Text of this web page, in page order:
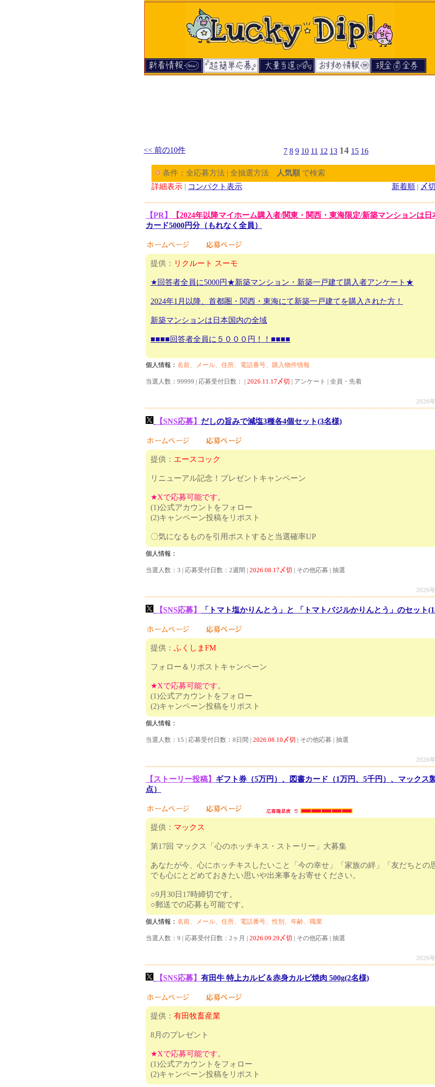
<< 前の10件 7 8 9 10 11 12 13 14 15 16
条件：全応募方法 | 全抽選方法 人気順 で検索
詳細表示 | コンパクト表示 新着順 | 〆
【PR】 【2024年以降マイホーム購入者/関東・関西・東海限定/新築マンションは日
カード5000円分（もれなく全員）
提供： リクルート スーモ
★回答者全員に5000円★新築マンション・新築一戸建て購入者アンケート★
2024年1月以降、首都圏・関西・東海にて新築一戸建てを購入された方！
新築マンションは日本国内の全域
■■■■回答者全員に５０００円！！■■■■
個人情報： 名前、メール、住所、電話番号、購入物件情報
当選人数：99999 | 応募受付日数： | 2026.11.17〆切 | アンケート | 全員・先着
2026
【SNS応募】 だしの旨みで減塩3種各4個セット(3名様)
提供： エースコック
リニューアル記念！プレゼントキャンペーン
★Xで応募可能です。
(1)公式アカウントをフォロー
(2)キャンペーン投稿をリポスト
〇気になるものを引用ポストすると当選確率UP
個人情報：
当選人数：3 | 応募受付日数：2週間 | 2026.08.17〆切 | その他応募 | 抽選
2026
【SNS応募】 「トマト塩かりんとう」と 「トマトバジルかりんとう」のセット
提供： ふくしまFM
フォロー＆リポストキャンペーン
★Xで応募可能です。
(1)公式アカウントをフォロー
(2)キャンペーン投稿をリポスト
個人情報：
当選人数：15 | 応募受付日数：8日間 | 2026.08.10〆切 | その他応募 | 抽選
2026
【ストーリー投稿】 ギフト券（5万円）、図書カード（1万円、5千円）、マックス
点）
提供： マックス
第17回 マックス「心のホッチキス・ストーリー」大募集
あなたが今、心にホッチキスしたいこと「今の幸せ」「家族の絆」「友だちとの
でも心にとどめておきたい思いや出来事をお寄せください。
○9月30日17時締切です。
○郵送での応募も可能です。
個人情報： 名前、メール、住所、電話番号、性別、年齢、職業
当選人数：9 | 応募受付日数：2ヶ月 | 2026.09.29〆切 | その他応募 | 抽選
2026
【SNS応募】 有田牛 特上カルビ＆赤身カルビ焼肉 500g(2名様)
提供： 有田牧畜産業
8月のプレゼント
★Xで応募可能です。
(1)公式アカウントをフォロー
(2)キャンペーン投稿をリポスト